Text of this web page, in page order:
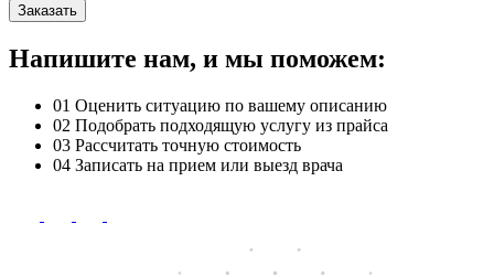
Заказать
Напишите нам, и мы поможем:
01 Оценить ситуацию по вашему описанию
02 Подобрать подходящую услугу из прайса
03 Рассчитать точную стоимость
04 Записать на прием или выезд врача